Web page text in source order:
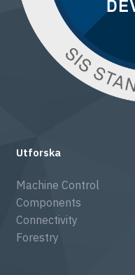
Utforska
Machine Control
Components
Connectivity
Forestry